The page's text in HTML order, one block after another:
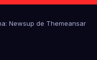
Newsup de Themeansar